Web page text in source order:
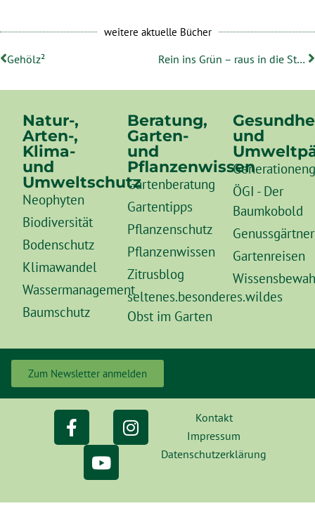
weitere aktuelle Bücher
Gehölz² Rein ins Grün – raus in die Stadt
Natur-,
Arten-,
Klima-
und
Umweltschutz
Neophyten
Biodiversität
Bodenschutz
Klimawandel
Wassermanagement
Baumschutz
Beratung,
Garten-
und
Pflanzenwissen
Gartenberatung
Gartentipps
Pflanzenschutz
Pflanzenwissen
Zitrusblog
seltenes.besonderes.wildes
Obst im Garten
und
ÖGI - Der
Baumkobold
Gartenreisen
Zum Newsletter anmelden
Kontakt
Impressum
Datenschutzerklärung